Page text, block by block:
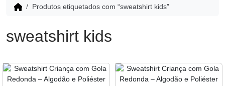
Produtos etiquetados com “sweatshirt kids”
sweatshirt kids